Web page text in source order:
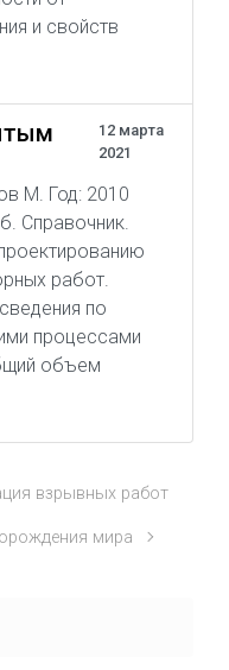
и свойств
12 марта
2021
М. Год: 2010
Справочник.
работ.
по
процессами
объем
взрывных работ
мира